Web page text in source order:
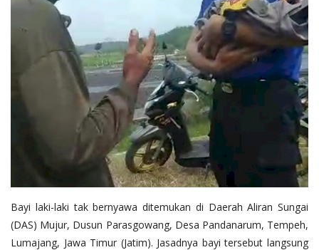
Bayi laki-laki tak bernyawa ditemukan di Daerah Aliran Sungai
(DAS) Mujur, Dusun Parasgowang, Desa Pandanarum, Tempeh,
Lumajang, Jawa Timur (Jatim). Jasadnya bayi tersebut langsung